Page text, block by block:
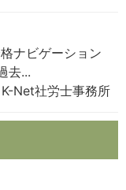
ナビゲーション
去...
Net社労士事務所